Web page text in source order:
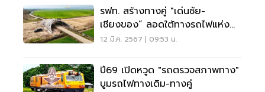
รฟท. สร้างทางคู่ "เด่นชัย-
เชียงของ” ลอดใต้ทางรถไฟแห่ง
แรกในไทย
12 มี.ค. 2567 | 09:53 น.
ปี69 เปิดหวูด "รถตรวจสภาพทาง"
บูมรถไฟทางเดิม-ทางคู่